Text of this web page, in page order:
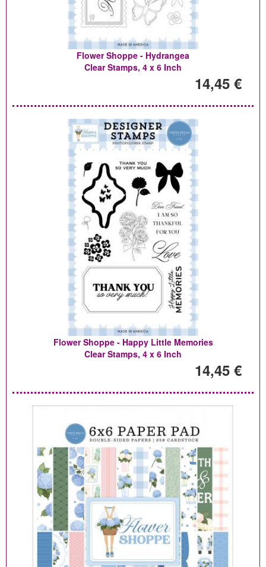
Flower Shoppe - Hydrangea
Clear Stamps, 4 x 6 Inch
14,45 €
Flower Shoppe - Happy Little Memories
Clear Stamps, 4 x 6 Inch
14,45 €